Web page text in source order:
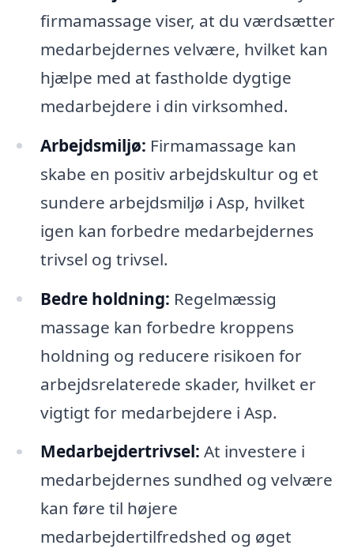
firmamassage viser, at du værdsætter
medarbejdernes velvære, hvilket kan
hjælpe med at fastholde dygtige
medarbejdere i din virksomhed.
Arbejdsmiljø: Firmamassage kan
skabe en positiv arbejdskultur og et
sundere arbejdsmiljø i Asp, hvilket
igen kan forbedre medarbejdernes
trivsel og trivsel.
Bedre holdning: Regelmæssig
massage kan forbedre kroppens
holdning og reducere risikoen for
arbejdsrelaterede skader, hvilket er
vigtigt for medarbejdere i Asp.
Medarbejdertrivsel: At investere i
medarbejdernes sundhed og velvære
kan føre til højere
medarbejdertilfredshed og øget